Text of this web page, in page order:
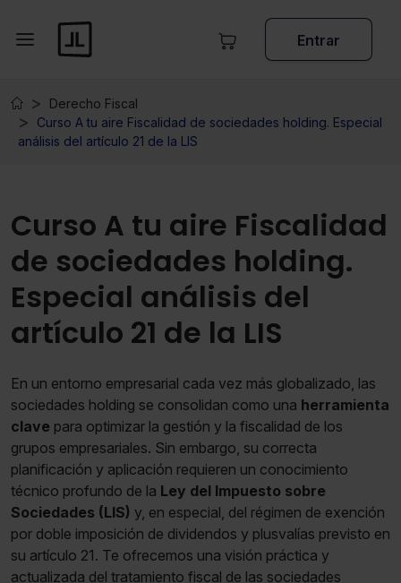
Entrar
Derecho Fiscal
Curso A tu aire Fiscalidad de sociedades holding. Especial
análisis del artículo 21 de la LIS
Curso A tu aire Fiscalidad
de sociedades holding.
Especial análisis del
artículo 21 de la LIS
En un entorno empresarial cada vez más globalizado, las
sociedades holding se consolidan como una herramienta
clave para optimizar la gestión y la fiscalidad de los
grupos empresariales. Sin embargo, su correcta
planificación y aplicación requieren un conocimiento
técnico profundo de la Ley del Impuesto sobre
Sociedades (LIS) y, en especial, del régimen de exención
por doble imposición de dividendos y plusvalías previsto en
su artículo 21. Te ofrecemos una visión práctica y
actualizada del tratamiento fiscal de las sociedades